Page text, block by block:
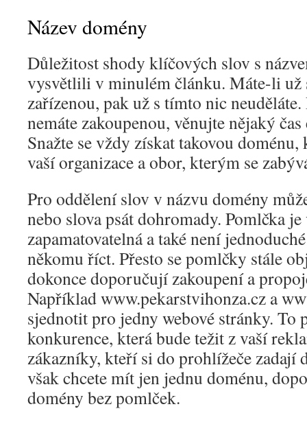
Název domény
Důležitost shody klíčových slov s
vysvětlili v minulém článku. Máte-li už
zařízenou, pak už s tímto nic
nemáte zakoupenou, věnujte nějaký
Snažte se vždy získat takovou doménu,
vaší organizace a obor, kterým se
Pro oddělení slov v názvu domény
nebo slova psát dohromady. Pomlčka
zapamatovatelná a také není
někomu říct. Přesto se pomlčky stále
dokonce doporučují zakoupení a
Například www.pekarstvihonza.cz a
sjednotit pro jedny webové stránky. To
konkurence, která bude težit z vaší
zákazníky, kteří si do prohlížeče zadají
však chcete mít jen jednu doménu,
domény bez pomlček.